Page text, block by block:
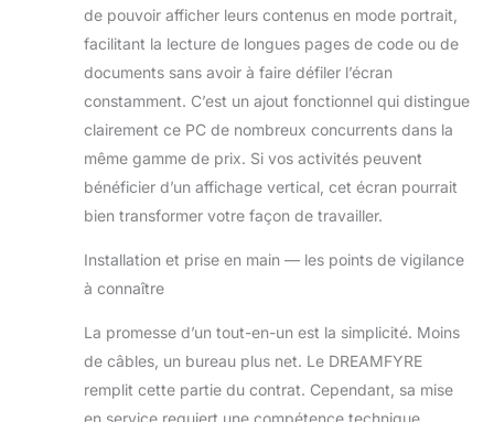
de 16 Go et
système de
mémoire SSD de
512 Go, qui
fonctionne plus
rapidement et
plus stable, et
films et mieux
jouer.
sans fil et caméra
bureau tout-en-
un avec
technologie Wi-Fi
de pouvoir afficher leurs contenus en mode portrait,
facilitant la lecture de longues pages de code ou de
documents sans avoir à faire défiler l’écran
constamment. C’est un ajout fonctionnel qui distingue
clairement ce PC de nombreux concurrents dans la
même gamme de prix. Si vos activités peuvent
bénéficier d’un affichage vertical, cet écran pourrait
bien transformer votre façon de travailler.
Installation et prise en main — les points de vigilance
à connaître
La promesse d’un tout-en-un est la simplicité. Moins
de câbles, un bureau plus net. Le DREAMFYRE
remplit cette partie du contrat. Cependant, sa mise